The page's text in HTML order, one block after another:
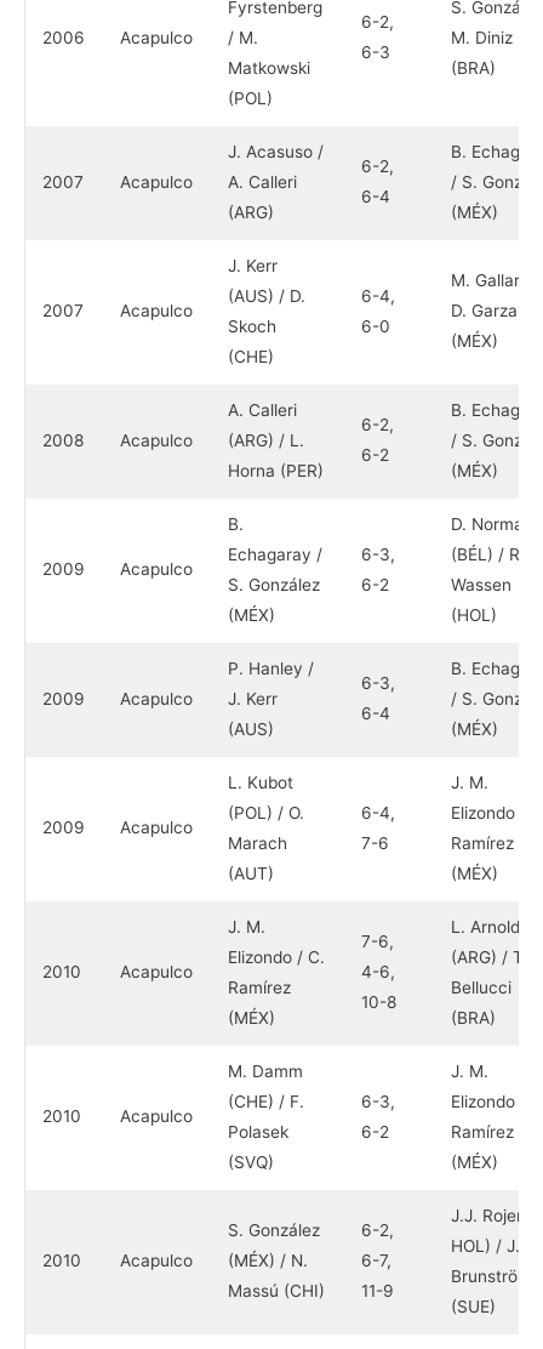
2006 Acapulco
Fyrstenberg
/ M.
Matkowski
(POL)
6-2,
6-3
S.
M. Diniz
(BRA)
2007 Acapulco
J. Acasuso /
A. Calleri
(ARG)
6-2,
6-4
B.
/ S.
(MÉX)
2007 Acapulco
J. Kerr
(AUS) / D.
Skoch
(CHE)
6-4,
6-0
M.
D. Garza
(MÉX)
2008 Acapulco
A. Calleri
(ARG) / L.
Horna (PER)
6-2,
6-2
B.
/ S.
(MÉX)
2009 Acapulco
B.
Echagaray /
S. González
(MÉX)
6-3,
6-2
D. Norman
(BÉL) / R.
Wassen
(HOL)
2009 Acapulco
P. Hanley /
J. Kerr
(AUS)
6-3,
6-4
B.
/ S.
(MÉX)
2009 Acapulco
L. Kubot
(POL) / O.
Marach
(AUT)
6-4,
7-6
J. M.
Elizondo /
Ramírez
(MÉX)
2010 Acapulco
J. M.
Elizondo / C.
Ramírez
(MÉX)
7-6,
4-6,
10-8
L. Arnold
(ARG) / T.
Bellucci
(BRA)
2010 Acapulco
M. Damm
(CHE) / F.
Polasek
(SVQ)
6-3,
6-2
J. M.
Elizondo /
Ramírez
(MÉX)
2010 Acapulco
S. González
(MÉX) / N.
Massú (CHI)
6-2,
6-7,
11-9
J.J. Rojer
HOL) / J.
Brunström
(SUE)